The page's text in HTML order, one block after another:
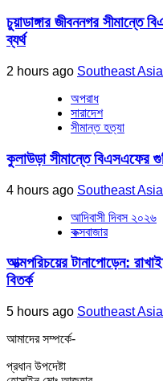
চুয়াডাঙ্গার জীবননগর সীমান্তে
ব্যর্থ
2 hours ago Southeast
অপরাধ
সারাদেশ
সীমান্ত হত্যা
কুলাউড়া সীমান্তে বিএসএফের
4 hours ago Southeast
আদিবাসী দিবস ২০২৬
কক্সবাজার
আত্মপরিচয়ের টানাপোড়েন:
বিতর্ক
5 hours ago Southeast
আমাদের সম্পর্কে-
প্রধান উপদেষ্টা